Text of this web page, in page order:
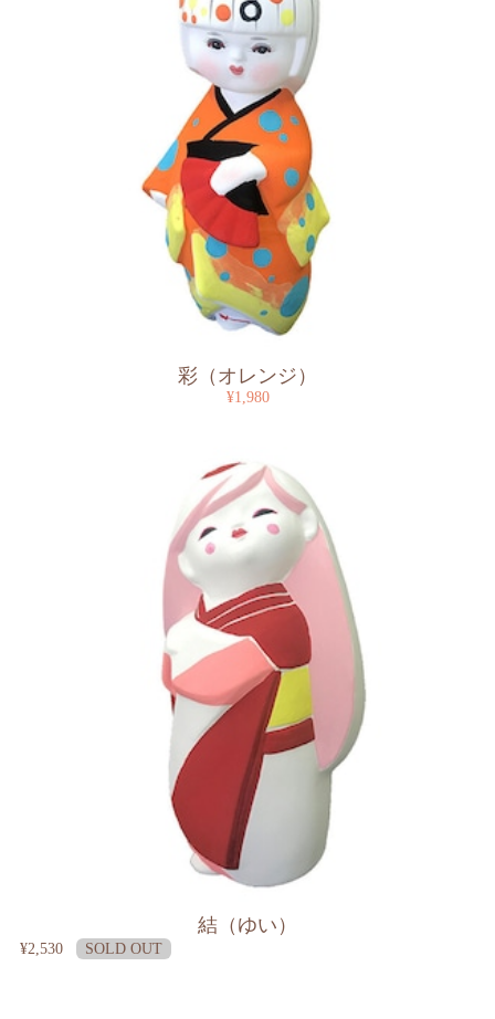
彩（オレンジ）
¥1,980
結（ゆい）
¥2,530 SOLD OUT